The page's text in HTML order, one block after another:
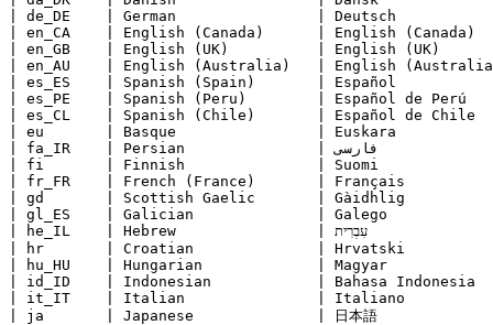
| de_DE    | German                | Deutsch
| en_CA    | English (Canada)      | English
| en_GB    | English (UK)          | English (UK)
| en_AU    | English (Australia)   | English
| es_ES    | Spanish (Spain)       | Español
| es_PE    | Spanish (Peru)        | Español de Perú
| es_CL    | Spanish (Chile)       | Español de Chile
| eu       | Basque                | Euskara             |
| fa_IR    | Persian               | فارسی               | uninstalled | 2014-09-05 15:58:20 |
| fi       | Finnish               | Suomi               |
| fr_FR    | French (France)       | Français
| gd       | Scottish Gaelic       | Gàidhlig            |
| gl_ES    | Galician              | Galego              |
| he_IL    | Hebrew                | עִבְרִית               | uninstalled | 2014-09-04 22:57:38 |
| hr       | Croatian              | Hrvatski            |
| hu_HU    | Hungarian             | Magyar
| id_ID    | Indonesian            | Bahasa Indonesia
| it_IT    | Italian               | Italiano            |
| ja       | Japanese              | 日本語              |